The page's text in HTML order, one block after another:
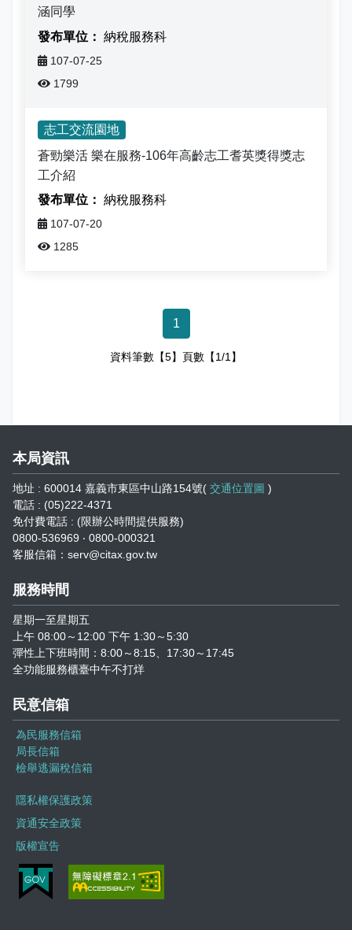
稅捐稽徵法專區
常見違章案例
民法調降成年年齡專區
延、分期繳稅專區
涵同學
納稅服務科
107-07-25
1799
志工交流園地
蒼勁樂活 樂在服務-106年高齡志工耆英獎得獎志
工介紹
納稅服務科
107-07-20
1285
1
資料筆數【5】頁數【1/1】
本局資訊
地址 : 600014 嘉義市東區中山路154號( 交通位置圖 )
電話 : (05)222-4371
免付費電話 : (限辦公時間提供服務)
0800-536969 ‧ 0800-000321
客服信箱：serv@citax.gov.tw
服務時間
星期一至星期五
上午 08:00～12:00 下午 1:30～5:30
彈性上下班時間：8:00～8:15、17:30～17:45
全功能服務櫃臺中午不打烊
民意信箱
為民服務信箱
局長信箱
檢舉逃漏稅信箱
隱私權保護政策
資通安全政策
版權宣告